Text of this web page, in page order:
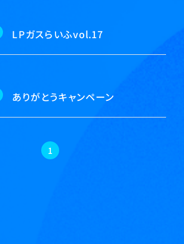
LPガスらいふvol.17
ありがとうキャンペーン
1